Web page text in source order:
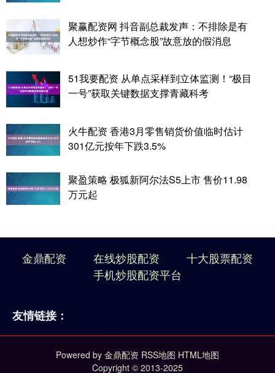
聚赢配资网 抖音副总裁发声：不排除是有
人想炒作“字节概念股”故意放的假消息
51我要配资 从单点采样到立体监测！“极目
一号”获取关键数据支撑青藏科考
火牛配资 香港3月零售销货价值临时估计
301亿元按年下跌3.5%
聚盈策略 极狐新阿尔法S5上市 售价11.98
万元起
金鼎配资 在线炒股配资
十大股票配资
手机炒股配资平台
友情链接：
Powered by 金鼎配资 RSS地图 HTML地图
Copyright © 2013-2025